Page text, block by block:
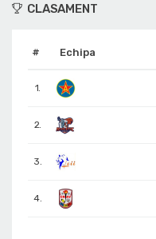
CLASAMENT
# Echipa
1.
2.
3.
4.